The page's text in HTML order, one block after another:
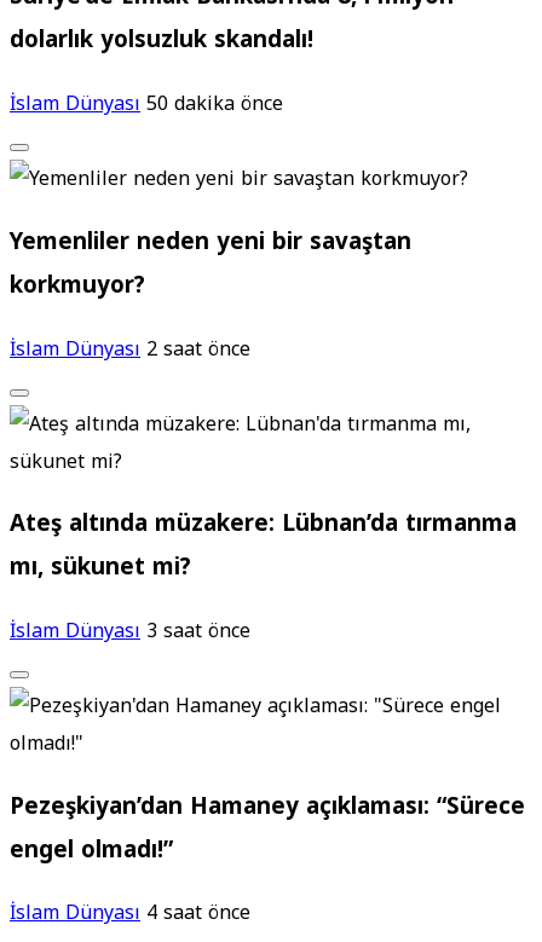
dolarlık yolsuzluk skandalı!
İslam Dünyası50 dakika önce
Yemenliler neden yeni bir savaştan
korkmuyor?
İslam Dünyası2 saat önce
Ateş altında müzakere: Lübnan’da tırmanma
mı, sükunet mi?
İslam Dünyası3 saat önce
Pezeşkiyan’dan Hamaney açıklaması: “Sürece
engel olmadı!”
İslam Dünyası4 saat önce